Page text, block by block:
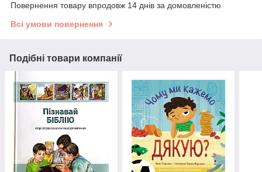
Повернення товару впродовж 14 днів за домовленістю
Всі умови повернення
Подібні товари компанії